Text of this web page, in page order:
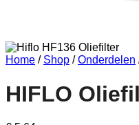
Home / Shop / Onderdelen
HIFLO